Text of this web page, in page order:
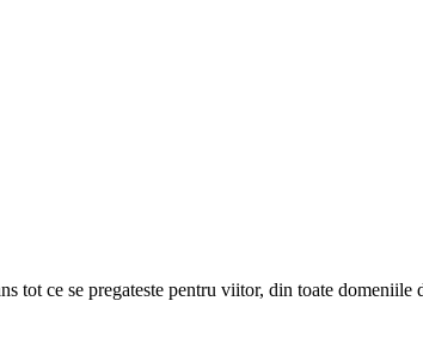
tot ce se pregateste pentru viitor, din toate